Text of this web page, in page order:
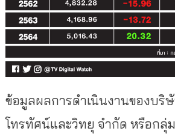
ข้อมูลผลการดำเนินงานของบริ
โทรทัศน์และวิทยุ จำกัด หรือกลุ่